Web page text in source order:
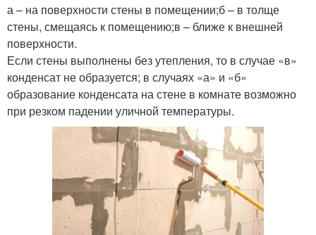
а – на поверхности стены в помещении;б – в толще
стены, смещаясь к помещению;в – ближе к внешней
поверхности.
Если стены выполнены без утепления, то в случае «в»
конденсат не образуется; в случаях «а» и «б»
образование конденсата на стене в комнате возможно
при резком падении уличной температуры.